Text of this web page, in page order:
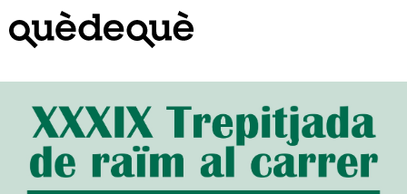
contingut